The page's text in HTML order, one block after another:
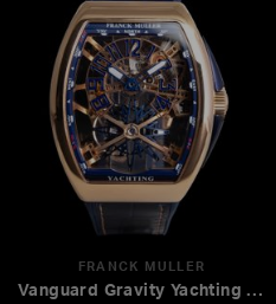
FRANCK MULLER
Vanguard Gravity Yachting Tourbillon